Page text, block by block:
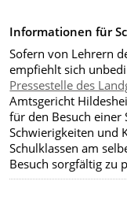
Informationen für
Sofern von Lehrern
empfiehlt sich
Pressestelle des
Amtsgericht
für den Besuch einer
Schwierigkeiten und
Schulklassen am
Besuch sorgfältig zu